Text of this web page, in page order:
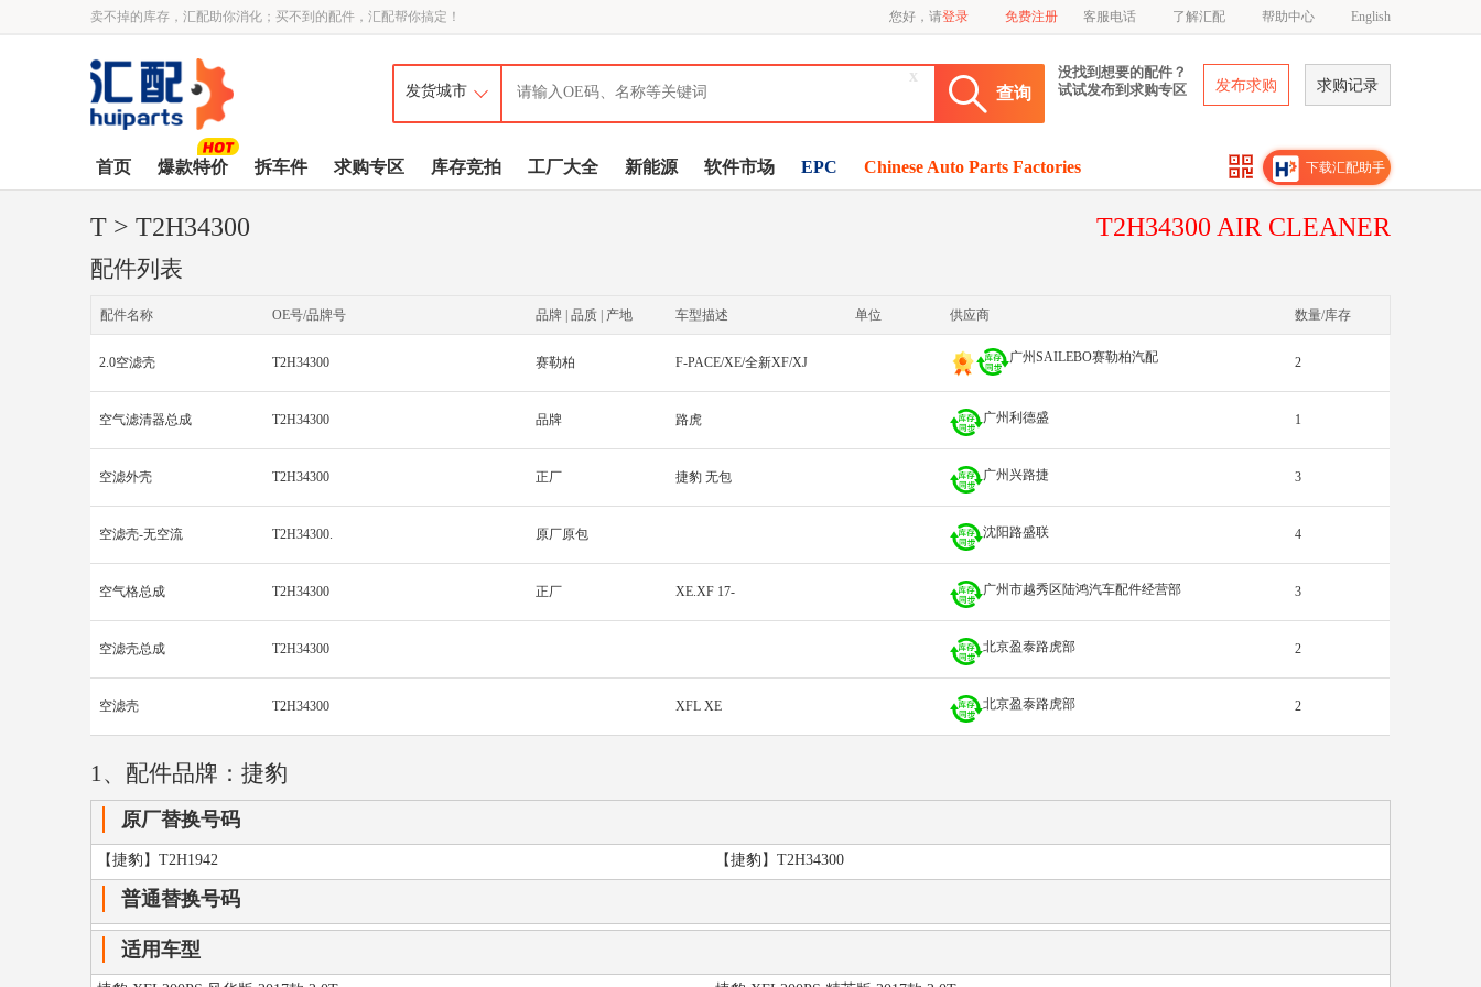
卖不掉的库存，汇配助你消化；买不到的配件，汇配帮你搞定！ 您好，请登录 免费注册 客服电话 了解汇配 帮助中心 English
查询
x
没找到想要的配件？
试试发布到求购专区
发布求购 求购记录
首页 爆款特价 拆车件 求购专区 库存竞拍 工厂大全 新能源 软件市场 EPC Chinese Auto Parts Factories 下载汇配助手
T > T2H34300 T2H34300 AIR CLEANER
配件列表
配件名称 OE号/品牌号 品牌 | 品质 | 产地 车型描述 单位 供应商 数量/库存
2.0空滤壳 T2H34300 赛勒柏 F-PACE/XE/全新XF/XJ 广州SAILEBO赛勒柏汽配 2
空气滤清器总成 T2H34300 品牌 路虎 广州利德盛 1
空滤外壳 T2H34300 正厂 捷豹 无包 广州兴路捷 3
空滤壳-无空流 T2H34300. 原厂原包 沈阳路盛联 4
空气格总成 T2H34300 正厂 XE.XF 17- 广州市越秀区陆鸿汽车配件经营部 3
空滤壳总成 T2H34300 北京盈泰路虎部 2
空滤壳 T2H34300 XFL XE 北京盈泰路虎部 2
1、配件品牌：捷豹
原厂替换号码
【捷豹】T2H1942 【捷豹】T2H34300
普通替换号码
适用车型